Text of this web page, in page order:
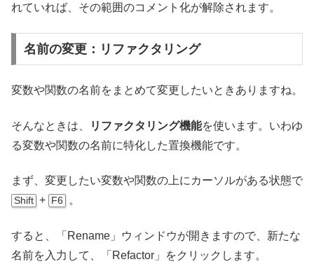
れていれば、その範囲のコメント化が解除されます。
名前の変更：リファクタリング
変数や関数の名前をまとめて変更したいときありますね。
そんなときは、 リファクタリング機能を使います。いわゆ
る変数や関数の名前に特化した置換機能です。
まず、変更したい変数や関数の上にカーソルがある状態で
Shift + F6 。
すると、「Rename」ウィンドウが開きますので、新たな
名前を入力して、「Refactor」をクリックします。